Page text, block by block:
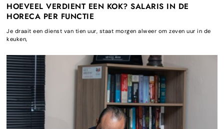
HOEVEEL VERDIENT EEN KOK? SALARIS IN DE
HORECA PER FUNCTIE
Je draait een dienst van tien uur, staat morgen alweer om zeven uur in de
keuken,